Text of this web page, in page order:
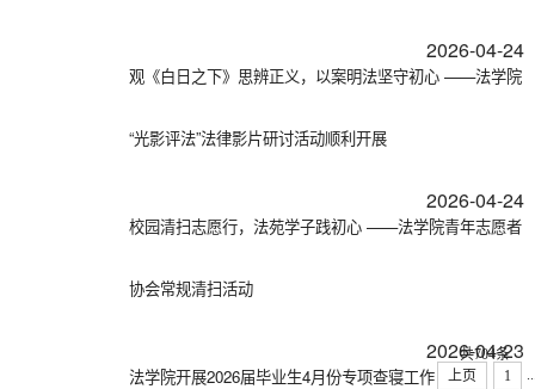
2026-04-24
观《白日之下》思辨正义，以案明法坚守初心 ——法学院
“光影评法”法律影片研讨活动顺利开展
2026-04-24
校园清扫志愿行，法苑学子践初心 ——法学院青年志愿者
协会常规清扫活动
2026-04-23
法学院开展2026届毕业生4月份专项查寝工作
共704条
上页
1